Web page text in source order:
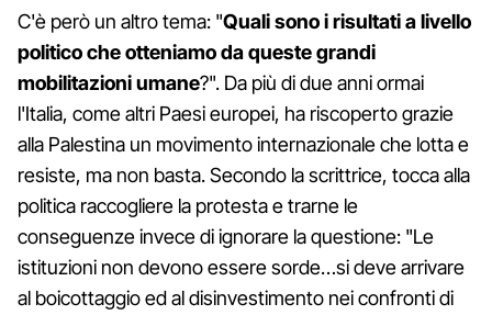
C'è però un altro tema: "Quali sono i risultati a livello
politico che otteniamo da queste grandi
mobilitazioni umane?". Da più di due anni ormai
l'Italia, come altri Paesi europei, ha riscoperto grazie
alla Palestina un movimento internazionale che lotta e
resiste, ma non basta. Secondo la scrittrice, tocca alla
politica raccogliere la protesta e trarne le
conseguenze invece di ignorare la questione: "Le
istituzioni non devono essere sorde…si deve arrivare
al boicottaggio ed al disinvestimento nei confronti di